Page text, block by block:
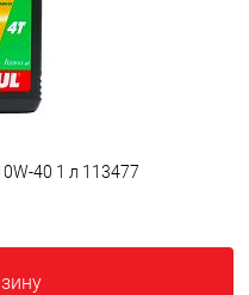
40 1 л 113477